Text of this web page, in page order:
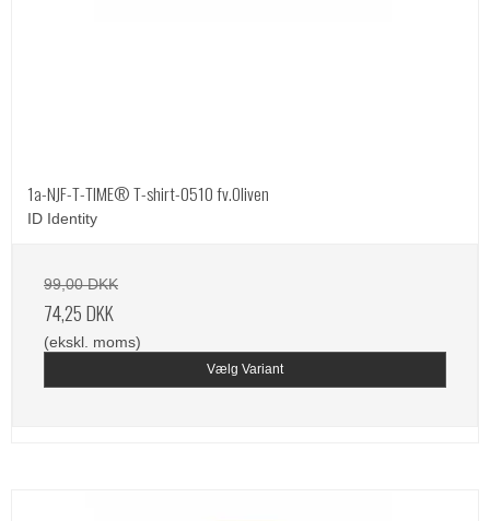
1a-NJF-T-TIME® T-shirt-0510 fv.Oliven
ID Identity
99,00 DKK
74,25 DKK
(ekskl. moms)
Vælg Variant